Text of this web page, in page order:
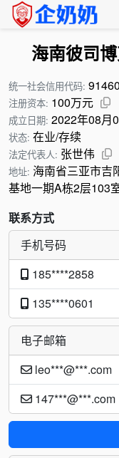
海南彼司
统一社会信用代码:
注册资本: 100万元
成立日期: 2022年08月
状态: 在业/存续
法定代表人: 张世伟
地址: 海南省三亚市吉
基地一期A栋2层103
联系方式
手机号码
185****2858
135****0601
电子邮箱
leo***@***.com
147***@***.com